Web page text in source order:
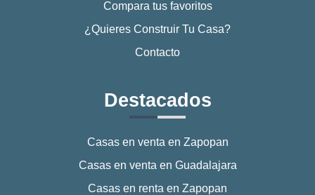
Compara tus favoritos
¿Quieres Construir Tu Casa?
Contacto
Destacados
Casas en venta en Zapopan
Casas en venta en Guadalajara
Casas en renta en Zapopan